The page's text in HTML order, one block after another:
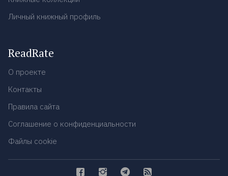
Личный книжный профиль
ReadRate
О проекте
Контакты
Правила сайта
Соглашение о конфиденциальности
Файлы cookie